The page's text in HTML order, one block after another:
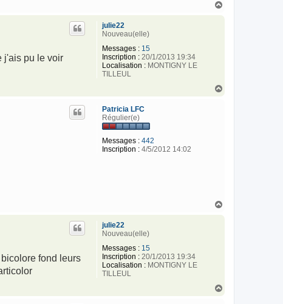
julie22
Nouveau(elle)
Messages : 15
Inscription : 20/1/2013 19:34
Localisation : MONTIGNY LE
TILLEUL
j'ais pu le voir
Patricia LFC
Régulier(e)
Messages : 442
Inscription : 4/5/2012 14:02
julie22
Nouveau(elle)
Messages : 15
Inscription : 20/1/2013 19:34
Localisation : MONTIGNY LE
TILLEUL
fond leurs